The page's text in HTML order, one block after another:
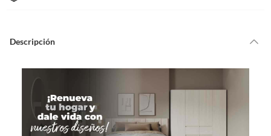
Descripción